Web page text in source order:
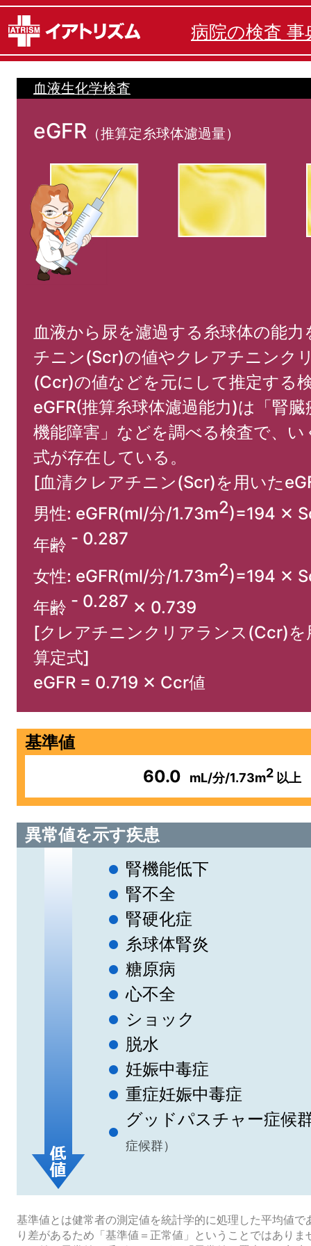
病院の検査 事
血液生化学検査
eGFR （推算定糸球体濾過量）
血液から尿を濾過する糸球体の能
チニン(Scr)の値やクレアチニンク
(Ccr)の値などを元にして推定する
eGFR(推算糸球体濾過能力)は「腎
機能障害」などを調べる検査で、
式が存在している。
[血清クレアチニン(Scr)を用いた
男性: eGFR(ml/分/1.73m2)=194 ✕
年齢 - 0.287
女性: eGFR(ml/分/1.73m2)=194 ✕
年齢 - 0.287 ✕ 0.739
[クレアチニンクリアランス(Ccr)を
算定式]
eGFR = 0.719 ✕ Ccr値
基準値
60.0
mL/分/1.73m2 以上
異常値を示す疾患
腎機能低下
腎不全
腎硬化症
糸球体腎炎
糖原病
心不全
ショック
脱水
妊娠中毒症
重症妊娠中毒症
グッドパスチャー症候
症候群）
基準値とは健常者の測定値を統計学的に処理した平均値で
り差があるため「基準値＝正常値」ということではあり